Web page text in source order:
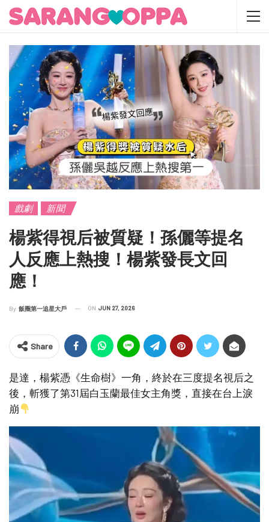
戲劇 新聞
楊紫得視后被質疑！孫儷等提名
人反應上熱搜！楊紫發長文回
應！
By 飯圈第一追星大戶 ON JUN 27, 2026
Share
是達，楊紫憑《生命樹》一角，終於在三度提名視后之
後，斬獲了第31屆白玉蘭最佳女主角獎，直接在台上淚
崩